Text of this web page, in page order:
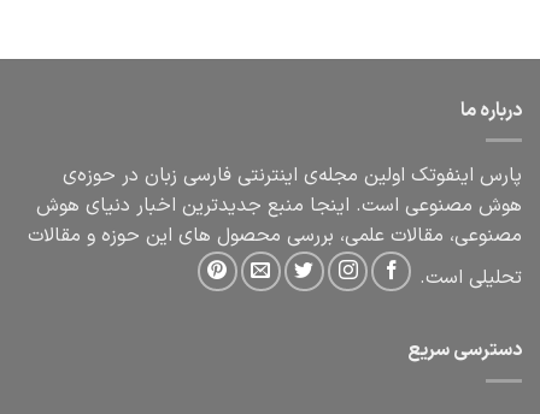
درباره ما
پارس اینفوتک اولین مجله‌ی اینترنتی فارسی زبان در حوزه‌ی
هوش مصنوعی است. اینجا منبع جدیدترین اخبار دنیای هوش
مصنوعی، مقالات علمی، بررسی محصول های این حوزه و مقالات
تحلیلی است.
دسترسی سریع